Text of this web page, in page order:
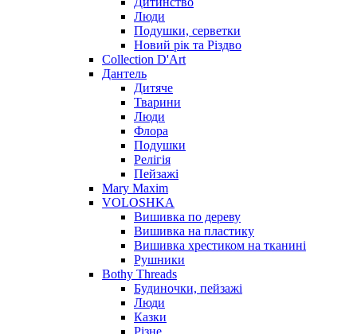
Люди
Подушки, серветки
Новий рік та Різдво
Collection D'Art
Дантель
Дитяче
Тварини
Люди
Флора
Подушки
Релігія
Пейзажі
Mary Maxim
VOLOSHKA
Вишивка по дереву
Вишивка на пластику
Вишивка хрестиком на тканині
Рушники
Bothy Threads
Будиночки, пейзажі
Люди
Казки
Різне